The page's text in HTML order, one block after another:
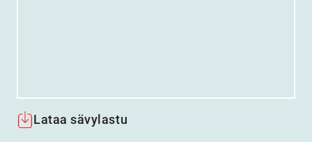
Lataa sävylastu